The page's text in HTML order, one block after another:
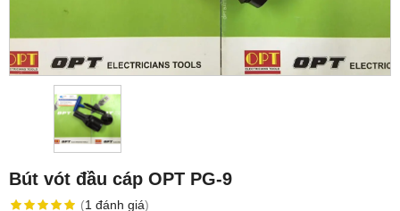
Bút vót đầu cáp OPT PG-9
(1 đánh giá)